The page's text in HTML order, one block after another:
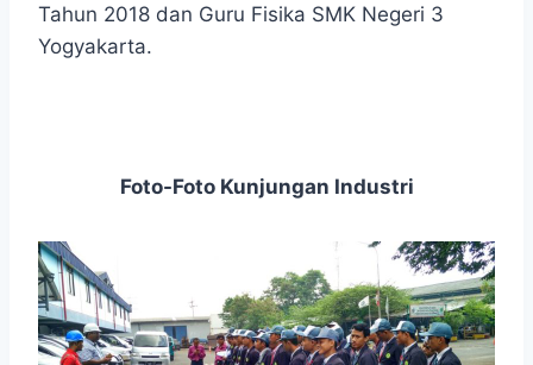
Tahun 2018 dan Guru Fisika SMK Negeri 3
Yogyakarta.
Foto-Foto Kunjungan Industri